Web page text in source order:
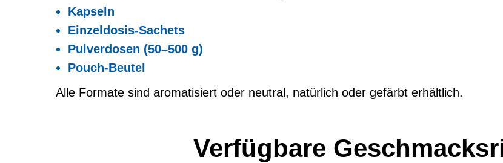
Kapseln
Einzeldosis-Sachets
Pulverdosen (50–500 g)
Pouch-Beutel
Alle Formate sind aromatisiert oder neutral, natürlich oder gefärbt erhältlich.
Verfügbare